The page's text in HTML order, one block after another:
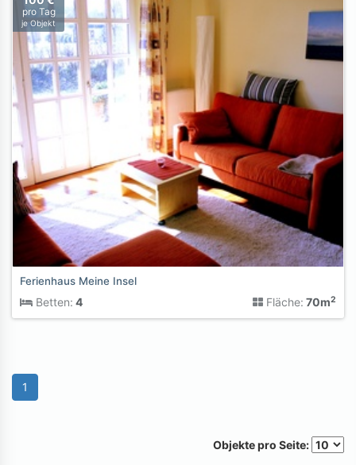
pro Tag
je Objekt
Ferienhaus Meine Insel
Betten: 4 Fläche: 70m2
1
Objekte pro Seite: